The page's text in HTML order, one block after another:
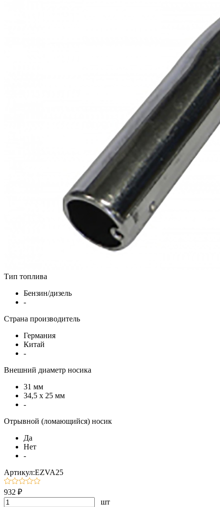
Тип топлива
Бензин/дизель
-
Страна производитель
Германия
Китай
-
Внешний диаметр носика
31 мм
34,5 х 25 мм
-
Отрывной (ломающийся) носик
Да
Нет
-
Артикул:EZVA25
932 ₽
шт